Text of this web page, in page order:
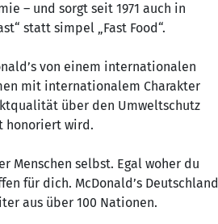
– und sorgt seit 1971 auch in
statt simpel „Fast Food“.
von einem internationalen
mit internationalem Charakter
über den Umweltschutz
honoriert wird.
Menschen selbst. Egal woher du
für dich. McDonald’s Deutschland
aus über 100 Nationen.